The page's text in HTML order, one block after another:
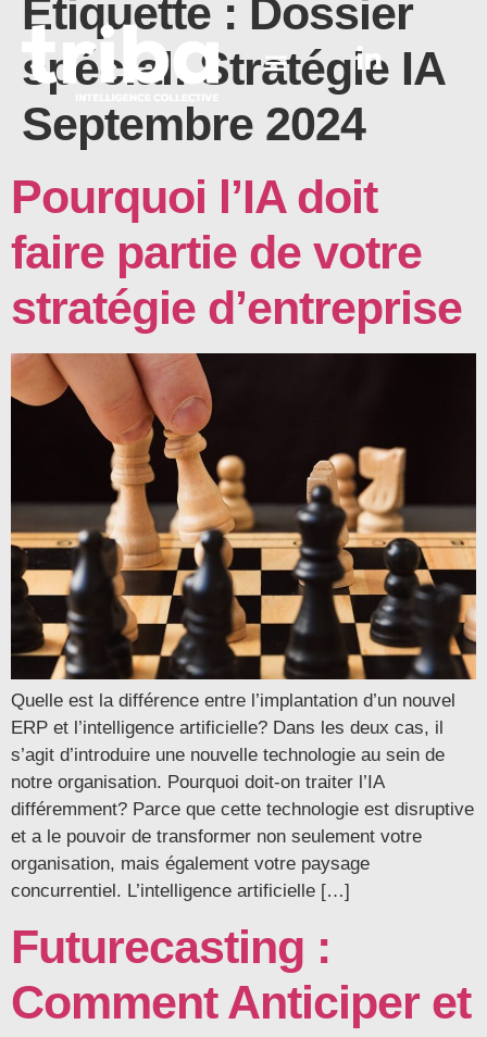
Étiquette : Dossier
spécial: Stratégie IA
Septembre 2024
Pourquoi l’IA doit
faire partie de votre
stratégie d’entreprise
Quelle est la différence entre l’implantation d’un nouvel
ERP et l’intelligence artificielle? Dans les deux cas, il
s’agit d’introduire une nouvelle technologie au sein de
notre organisation. Pourquoi doit-on traiter l’IA
différemment? Parce que cette technologie est disruptive
et a le pouvoir de transformer non seulement votre
organisation, mais également votre paysage
concurrentiel. L’intelligence artificielle […]
Futurecasting :
Comment Anticiper et